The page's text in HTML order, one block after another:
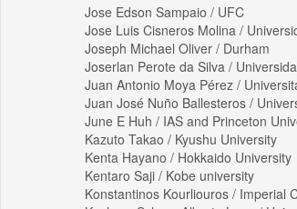
Jose Edson Sampaio / UFC
Jose Luis Cisneros Molina /
Joseph Michael Oliver / Durham
Joserlan Perote da Silva /
Juan Antonio Moya Pérez /
Juan José Nuño Ballesteros /
June E Huh / IAS and Princeton
Kazuto Takao / Kyushu University
Kenta Hayano / Hokkaido University
Kentaro Saji / Kobe university
Konstantinos Kourliouros / Imperial